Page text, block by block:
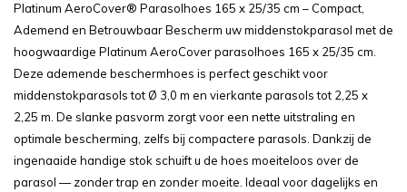
Platinum AeroCover® Parasolhoes 165 x 25/35 cm – Compact,
Ademend en Betrouwbaar Bescherm uw middenstokparasol met de
hoogwaardige Platinum AeroCover parasolhoes 165 x 25/35 cm.
Deze ademende beschermhoes is perfect geschikt voor
middenstokparasols tot Ø 3,0 m en vierkante parasols tot 2,25 x
2,25 m. De slanke pasvorm zorgt voor een nette uitstraling en
optimale bescherming, zelfs bij compactere parasols. Dankzij de
ingenaaide handige stok schuift u de hoes moeiteloos over de
parasol — zonder trap en zonder moeite. Ideaal voor dagelijks en